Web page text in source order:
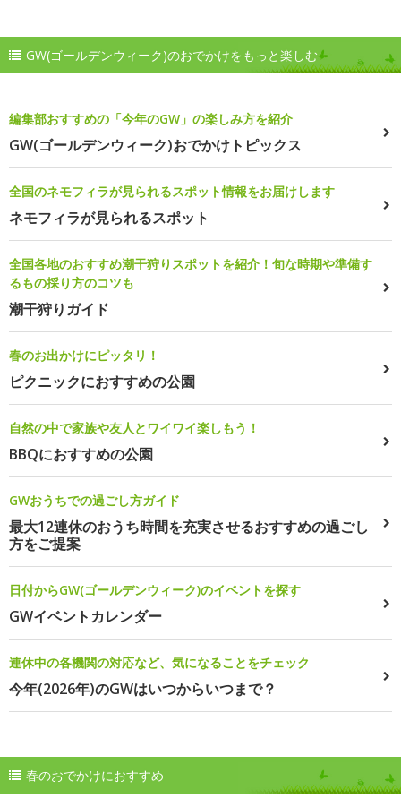
GW(ゴールデンウィーク)のおでかけをもっと楽しむ
編集部おすすめの「今年のGW」の楽しみ方を紹介
GW(ゴールデンウィーク)おでかけトピックス
全国のネモフィラが見られるスポット情報をお届けします
ネモフィラが見られるスポット
全国各地のおすすめ潮干狩りスポットを紹介！旬な時期や準備す
るもの採り方のコツも
潮干狩りガイド
春のお出かけにピッタリ！
ピクニックにおすすめの公園
自然の中で家族や友人とワイワイ楽しもう！
BBQにおすすめの公園
GWおうちでの過ごし方ガイド
最大12連休のおうち時間を充実させるおすすめの過ごし
方をご提案
日付からGW(ゴールデンウィーク)のイベントを探す
GWイベントカレンダー
連休中の各機関の対応など、気になることをチェック
今年(2026年)のGWはいつからいつまで？
春のおでかけにおすすめ